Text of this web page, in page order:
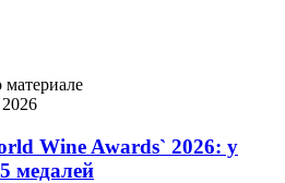
Wine Awards` 2026: у
медалей